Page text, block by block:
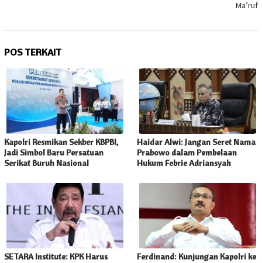
Ma’ruf
POS TERKAIT
Kapolri Resmikan Sekber KBPBI,
Jadi Simbol Baru Persatuan
Serikat Buruh Nasional
Haidar Alwi: Jangan Seret Nama
Prabowo dalam Pembelaan
Hukum Febrie Adriansyah
SETARA Institute: KPK Harus
Ferdinand: Kunjungan Kapolri ke